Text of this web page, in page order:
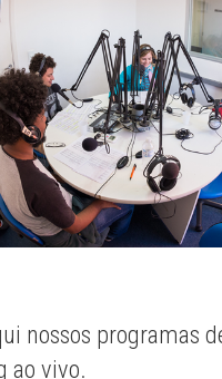
nossos programas
ao vivo.